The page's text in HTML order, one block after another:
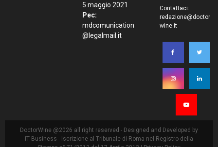
5 maggio 2021
Pec:
mdcomunication
@legalmail.it
Contattaci:
redazione@doctor
wine.it
DoctorWine @2026 all right reserved - Designed and Developed by
IT Business - Iscrizione al Tribunale di Roma nel Registro della